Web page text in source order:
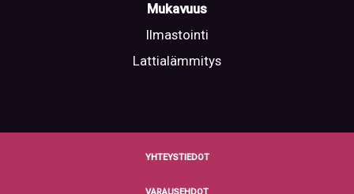
Mukavuus
Ilmastointi
Lattialämmitys
YHTEYSTIEDOT
VARAUSEHDOT